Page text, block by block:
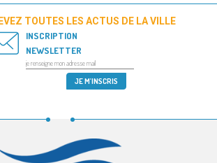
TOUTES LES ACTUS DE LA VILLE
INSCRIPTION
NEWSLETTER